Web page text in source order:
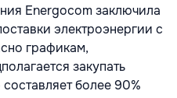
Energocom заключила
электроэнергии с
графикам,
закупать
более 90%